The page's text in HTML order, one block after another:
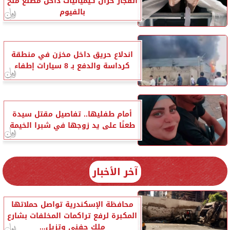
بالفيوم
اندلاع حريق داخل مخزن في منطقة
كرداسة والدفع بـ 8 سيارات إطفاء
أمام طفليها.. تفاصيل مقتل سيدة
طعنًا على يد زوجها في شبرا الخيمة
آخر الأخبار
محافظة الإسكندرية تواصل حملاتها
المكبرة لرفع تراكمات المخلفات بشارع
ملك حفني وتزيل...